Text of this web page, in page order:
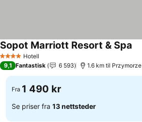
4 StjernerHotell
Sopot Marriott Resort & Spa
9,1 Fantastisk 6 593 1.6 km til Przymorze
Fra 1 490 kr
Se priser fra 13 nettsteder